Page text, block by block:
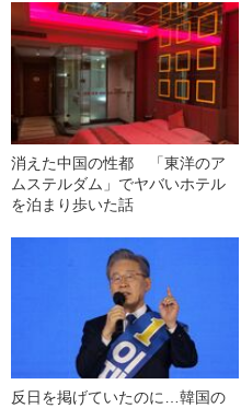
る“日本漫画界”のリアルな現状
消えた中国の性都 「東洋のア
ムステルダム」でヤバいホテル
を泊まり歩いた話
反日を掲げていたのに…韓国の